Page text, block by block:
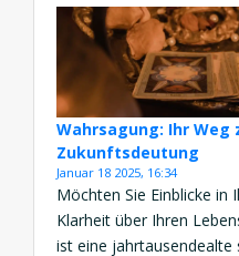
zu nutzen. Mit einem
Wahrsagung: Ihr
Zukunftsdeutung
Januar 18 2025, 16:34
Möchten Sie Einblicke in
Klarheit über Ihren
ist eine jahrtausendealte